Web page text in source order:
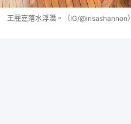
王麗嘉落水浮潛。（IG/@irisashannon）